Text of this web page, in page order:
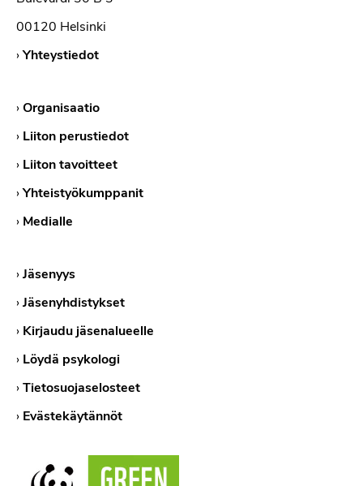
00120 Helsinki
›Yhteystiedot
›Organisaatio
› Liiton perustiedot
› Liiton tavoitteet
›Yhteistyökumppanit
› Medialle
›Jäsenyys
›Jäsenyhdistykset
› Kirjaudu jäsenalueelle
› Löydä psykologi
›Tietosuojaselosteet
› Evästekäytännöt